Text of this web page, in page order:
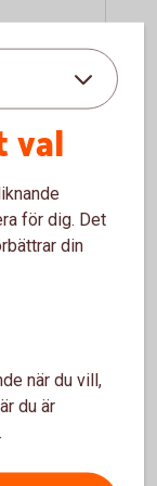
hantera sitt
hantera sitt
adress
ett BankID.
till
Secmaker,
val
för dig. Det
din
när du vill,
du är
.